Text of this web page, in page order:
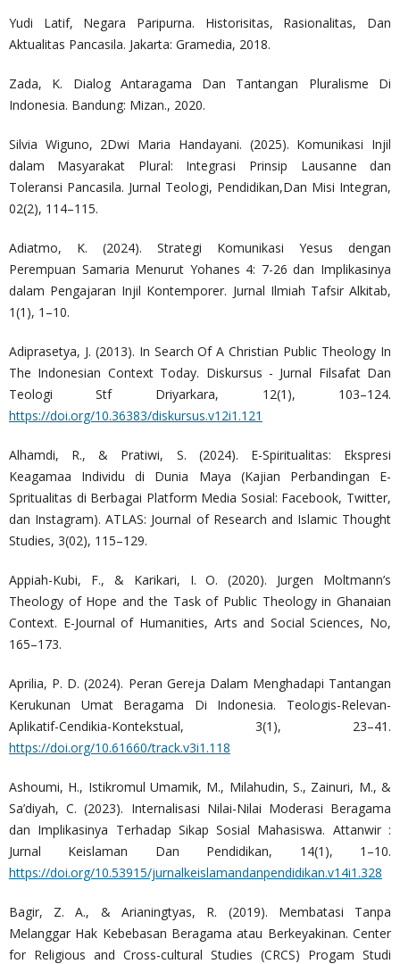
Yudi Latif, Negara Paripurna. Historisitas, Rasionalitas, Dan
Aktualitas Pancasila. Jakarta: Gramedia, 2018.
Zada, K. Dialog Antaragama Dan Tantangan Pluralisme Di
Indonesia. Bandung: Mizan., 2020.
Silvia Wiguno, 2Dwi Maria Handayani. (2025). Komunikasi Injil
dalam Masyarakat Plural: Integrasi Prinsip Lausanne dan
Toleransi Pancasila. Jurnal Teologi, Pendidikan,Dan Misi Integran,
02(2), 114–115.
Adiatmo, K. (2024). Strategi Komunikasi Yesus dengan
Perempuan Samaria Menurut Yohanes 4: 7-26 dan Implikasinya
dalam Pengajaran Injil Kontemporer. Jurnal Ilmiah Tafsir Alkitab,
1(1), 1–10.
Adiprasetya, J. (2013). In Search Of A Christian Public Theology In
The Indonesian Context Today. Diskursus - Jurnal Filsafat Dan
Teologi Stf Driyarkara, 12(1), 103–124.
https://doi.org/10.36383/diskursus.v12i1.121
Alhamdi, R., & Pratiwi, S. (2024). E-Spiritualitas: Ekspresi
Keagamaa Individu di Dunia Maya (Kajian Perbandingan E-
Spritualitas di Berbagai Platform Media Sosial: Facebook, Twitter,
dan Instagram). ATLAS: Journal of Research and Islamic Thought
Studies, 3(02), 115–129.
Appiah-Kubi, F., & Karikari, I. O. (2020). Jurgen Moltmann’s
Theology of Hope and the Task of Public Theology in Ghanaian
Context. E-Journal of Humanities, Arts and Social Sciences, No,
165–173.
Aprilia, P. D. (2024). Peran Gereja Dalam Menghadapi Tantangan
Kerukunan Umat Beragama Di Indonesia. Teologis-Relevan-
Aplikatif-Cendikia-Kontekstual, 3(1), 23–41.
https://doi.org/10.61660/track.v3i1.118
Ashoumi, H., Istikromul Umamik, M., Milahudin, S., Zainuri, M., &
Sa’diyah, C. (2023). Internalisasi Nilai-Nilai Moderasi Beragama
dan Implikasinya Terhadap Sikap Sosial Mahasiswa. Attanwir :
Jurnal Keislaman Dan Pendidikan, 14(1), 1–10.
https://doi.org/10.53915/jurnalkeislamandanpendidikan.v14i1.328
Bagir, Z. A., & Arianingtyas, R. (2019). Membatasi Tanpa
Melanggar Hak Kebebasan Beragama atau Berkeyakinan. Center
for Religious and Cross-cultural Studies (CRCS) Progam Studi